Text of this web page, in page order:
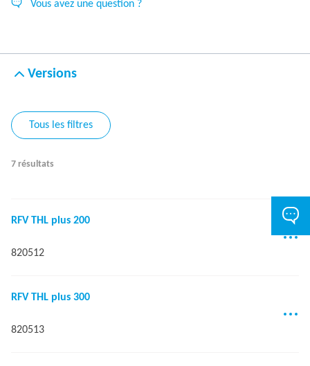
Vous avez une question ?
Versions
Tous les filtres
7 résultats
RFV THL plus 200
820512
RFV THL plus 300
820513